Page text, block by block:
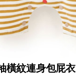
橫紋連身包屁衣